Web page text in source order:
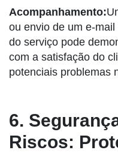
Acompanhamento:
ou envio de um e-
do serviço pode
com a satisfação do
potenciais problemas
6.
Riscos: